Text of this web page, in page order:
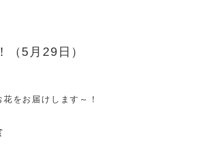
（5月29日）
をお届けします～！